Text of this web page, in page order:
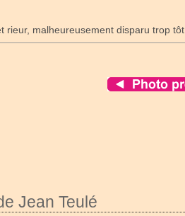
malheureusement disparu trop tôt.
Jean Teulé